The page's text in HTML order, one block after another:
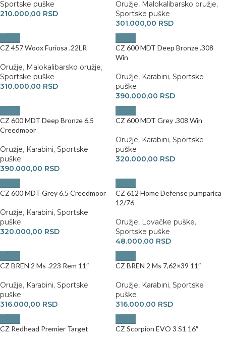
Sportske puške
210.000,00 RSD
Oružje, Malokalibarsko oružje,
Sportske puške
301.000,00 RSD
CZ 457 Woox Furiosa .22LR
Oružje, Malokalibarsko oružje,
Sportske puške
310.000,00 RSD
CZ 600 MDT Deep Bronze .308
Win
Oružje, Karabini, Sportske
puške
390.000,00 RSD
CZ 600 MDT Deep Bronze 6.5
Creedmoor
Oružje, Karabini, Sportske
puške
390.000,00 RSD
CZ 600 MDT Grey .308 Win
Oružje, Karabini, Sportske
puške
320.000,00 RSD
CZ 600 MDT Grey 6.5 Creedmoor
Oružje, Karabini, Sportske
puške
320.000,00 RSD
CZ 612 Home Defense pumparica
12/76
Oružje, Lovačke puške,
Sportske puške
48.000,00 RSD
CZ BREN 2 Ms .223 Rem 11″
Oružje, Karabini, Sportske
puške
316.000,00 RSD
CZ BREN 2 Ms 7,62×39 11″
Oružje, Karabini, Sportske
puške
316.000,00 RSD
CZ Redhead Premier Target CZ Scorpion EVO 3 S1 16″